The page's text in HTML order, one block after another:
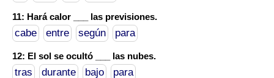
11: Hará calor ___ las previsiones.
cabe entre según para
12: El sol se ocultó ___ las nubes.
tras durante bajo para